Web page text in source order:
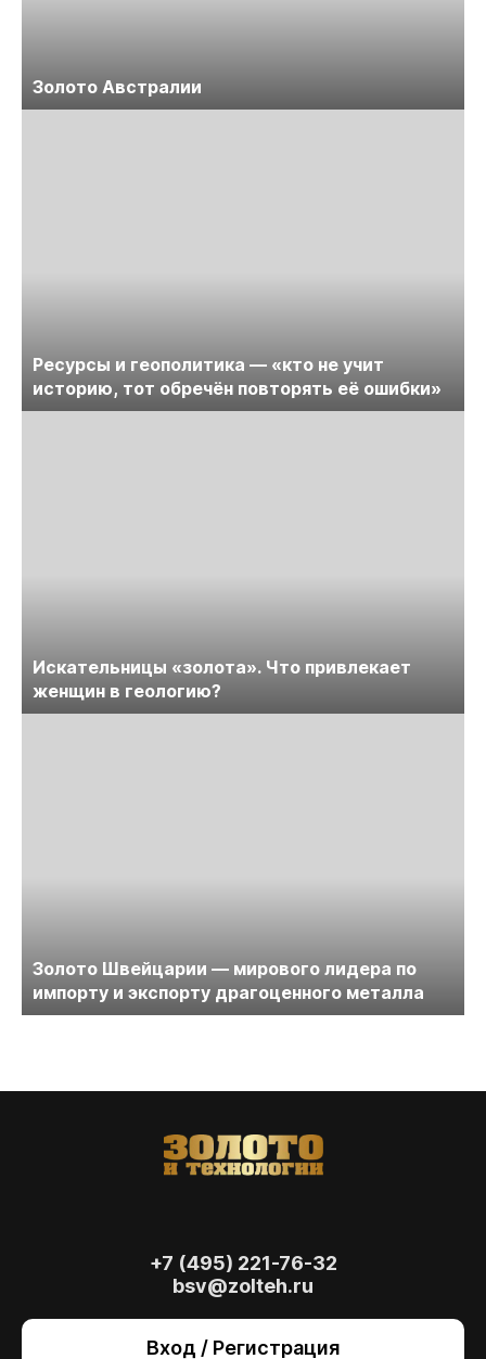
Золото Австралии
Ресурсы и геополитика — «кто не учит
историю, тот обречён повторять её ошибки»
Искательницы «золота». Что привлекает
женщин в геологию?
Золото Швейцарии — мирового лидера по
импорту и экспорту драгоценного металла
+7 (495) 221-76-32
bsv@zolteh.ru
Вход / Регистрация
также для анализа сайта и улучшения